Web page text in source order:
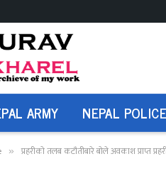
ARMY NEPAL POLICE
» प्रहरीको तलब कटौतीबारे बोले अवकाश प्राप्त